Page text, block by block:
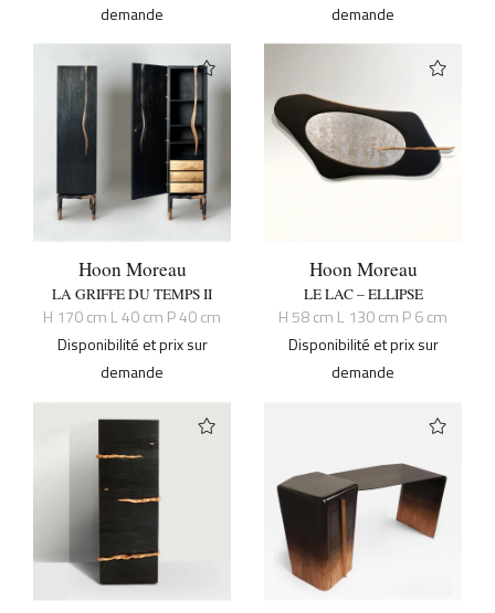
demande
demande
Hoon Moreau
LA GRIFFE DU TEMPS II
H 170 cm L 40 cm P 40 cm
Disponibilité et prix sur
demande
Hoon Moreau
LE LAC – ELLIPSE
H 58 cm L 130 cm P 6 cm
Disponibilité et prix sur
demande